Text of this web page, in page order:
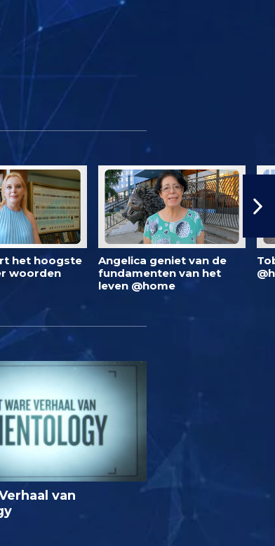
het hoogste
woorden
Angelica geniet van de
fundamenten van het
leven @home
van